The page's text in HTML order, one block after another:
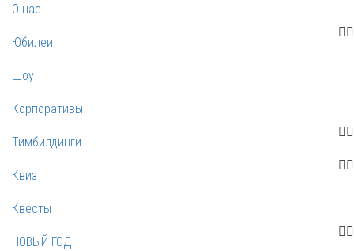
О нас
Юбилеи
Шоу
Корпоративы
Тимбилдинги
Квиз
Квесты
НОВЫЙ ГОД